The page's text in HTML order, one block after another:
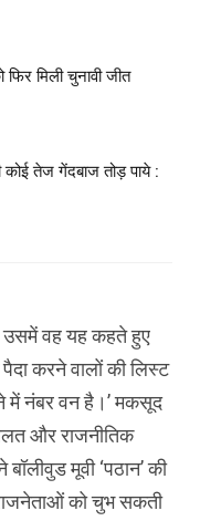
फिर मिली चुनावी जीत
कोई तेज गेंदबाज तोड़ पाये :
उसमें वह यह कहते हुए
करने वालों की लिस्‍ट
में नंबर वन है।’ मकसूद
और राजनीतिक
मूवी ‘पठान’ की
को चुभ सकती